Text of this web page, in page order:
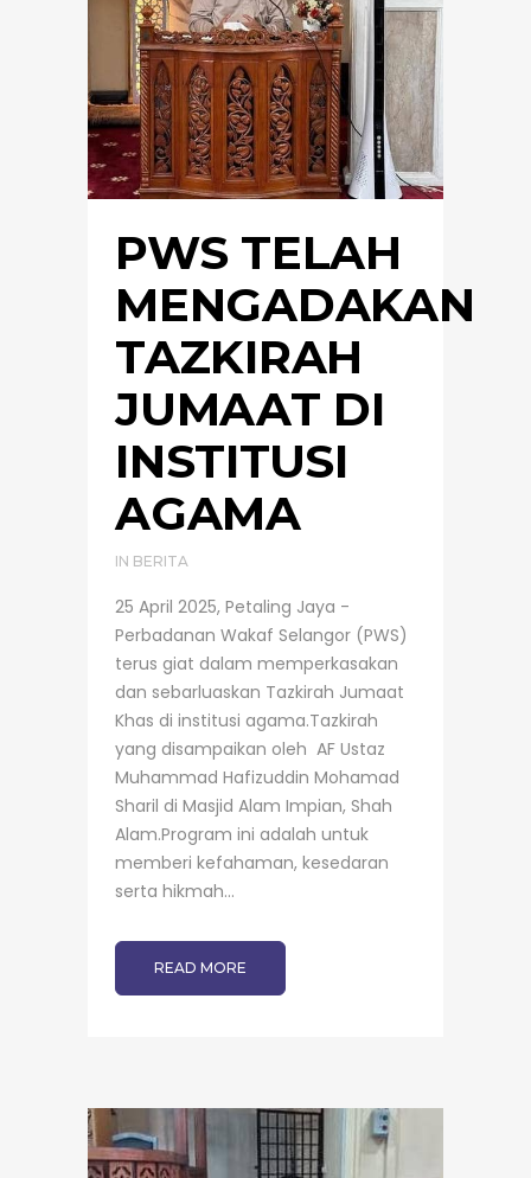
PWS TELAH
MENGADAKAN
TAZKIRAH
JUMAAT DI
INSTITUSI
AGAMA
IN BERITA
25 April 2025, Petaling Jaya -
Perbadanan Wakaf Selangor (PWS)
terus giat dalam memperkasakan
dan sebarluaskan Tazkirah Jumaat
Khas di institusi agama.Tazkirah
yang disampaikan oleh AF Ustaz
Muhammad Hafizuddin Mohamad
Sharil di Masjid Alam Impian, Shah
Alam.Program ini adalah untuk
memberi kefahaman, kesedaran
serta hikmah...
READ MORE